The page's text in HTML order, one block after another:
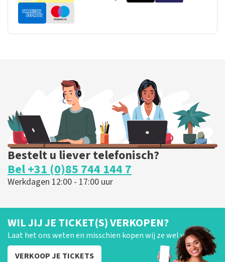
Bestelt u liever telefonisch?
Bel +31 (0)85 744 144 7
Werkdagen 12:00 - 17:00 uur
WIL JIJ JE TICKET(S) VERKOPEN?
Laat het ons weten en misschien kopen wij ze wel van je!
VERKOOP JE TICKETS